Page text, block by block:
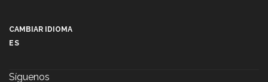
CAMBIAR IDIOMA
ES
Síguenos